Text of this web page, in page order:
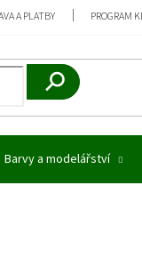
A PLATBY PROGRAM
Barvy a modelářství